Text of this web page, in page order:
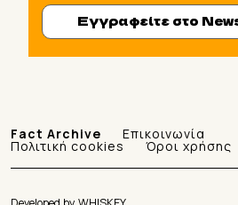
Εγγραφείτε στο
Fact Archive Επικοινωνία
Πολιτική cookies Όροι χρήσης